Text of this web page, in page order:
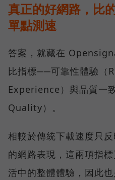
真正的好網路，比
單點測速
答案，就藏在
比指標──可靠性體驗（
Experience）與品質一
Quality）。
相較於傳統下載速度只
的網路表現，這兩項指
活中的整體體驗，因此